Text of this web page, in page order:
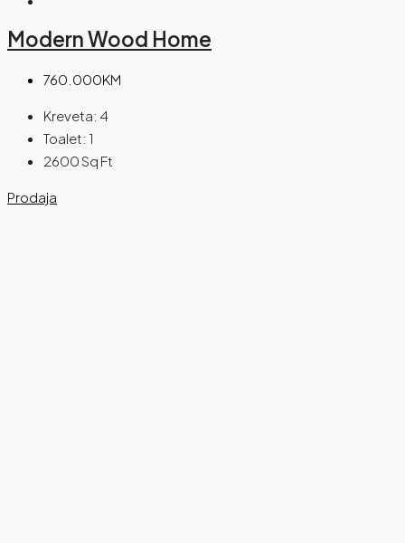
Modern Wood Home
760.000KM
Kreveta: 4
Toalet: 1
2600Sq Ft
Prodaja